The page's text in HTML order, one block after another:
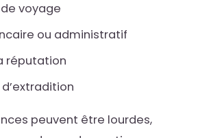
voyage
ou administratif
réputation
peuvent être lourdes,